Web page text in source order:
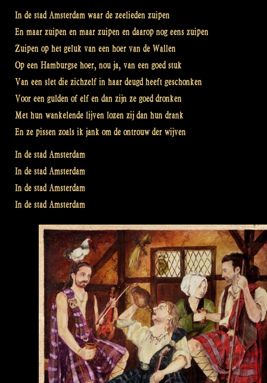
In de stad Amsterdam waar de zeelieden zuipen
En maar zuipen en maar zuipen en daarop nog eens zuipen
Zuipen op het geluk van een hoer van de Wallen
Op een Hamburgse hoer, nou ja, van een goed stuk
Van een slet die zichzelf in haar deugd heeft geschonken
Voor een gulden of elf en dan zijn ze goed dronken
Met hun wankelende lijven lozen zij dan hun drank
En ze pissen zoals ik jank om de ontrouw der wijven
In de stad Amsterdam
In de stad Amsterdam
In de stad Amsterdam
In de stad Amsterdam